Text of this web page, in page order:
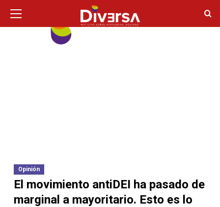
contenido
principal
Opinión
El movimiento antiDEI ha pasado de
marginal a mayoritario. Esto es lo